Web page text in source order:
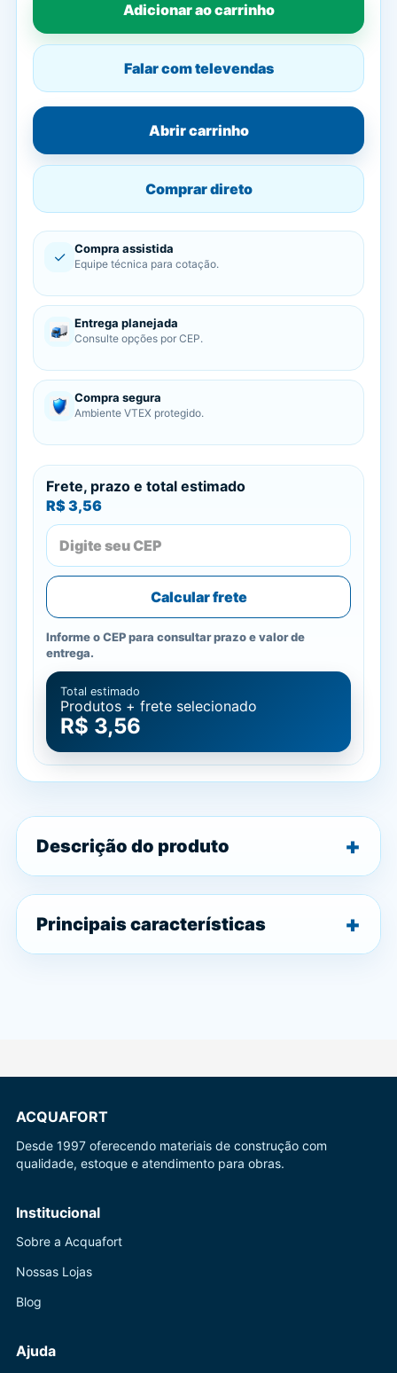
Adicionar ao carrinho
Falar com televendas
Abrir carrinho
Comprar direto
✓ Compra assistida
Equipe técnica para cotação.
Entrega planejada
Consulte opções por CEP.
Compra segura
Ambiente VTEX protegido.
Frete, prazo e total estimado
R$ 3,56
Calcular frete
Informe o CEP para consultar prazo e valor de
entrega.
Total estimado
Produtos + frete selecionado
R$ 3,56
Descrição do produto
Principais características
ACQUAFORT
Desde 1997 oferecendo materiais de construção com
qualidade, estoque e atendimento para obras.
Institucional
Sobre a Acquafort
Nossas Lojas
Blog
Ajuda